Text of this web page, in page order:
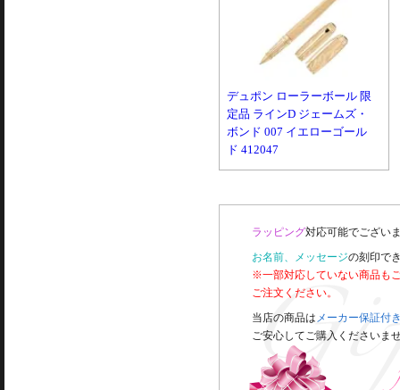
デュポン ローラーボール 限
定品 ラインD ジェームズ・
ボンド 007 イエローゴール
ド 412047
ラッピング対応可能でござい
お名前、メッセージの刻印で
※一部対応していない商品も
ご注文ください。
当店の商品は メーカー保証付
ご安心してご購入くださいま